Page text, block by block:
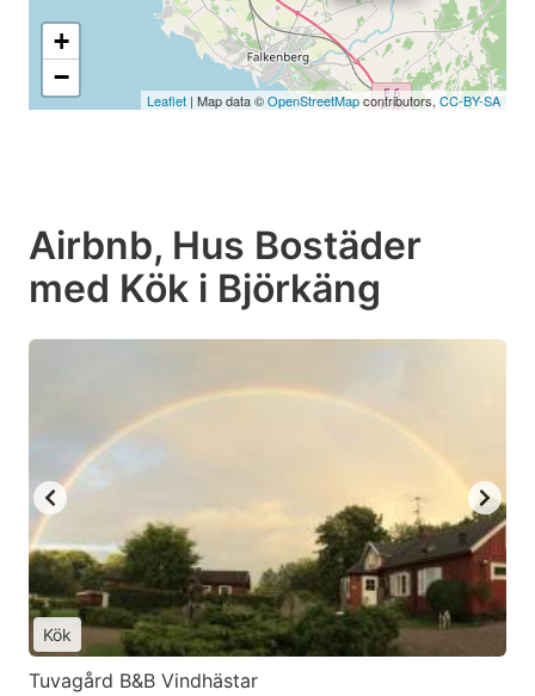
+
−
Leaflet | Map data ©OpenStreetMapcontributors, CC-BY-SA
Airbnb, Hus Bostäder
med Kök i Björkäng
Kök
Tuvagård B&B Vindhästar